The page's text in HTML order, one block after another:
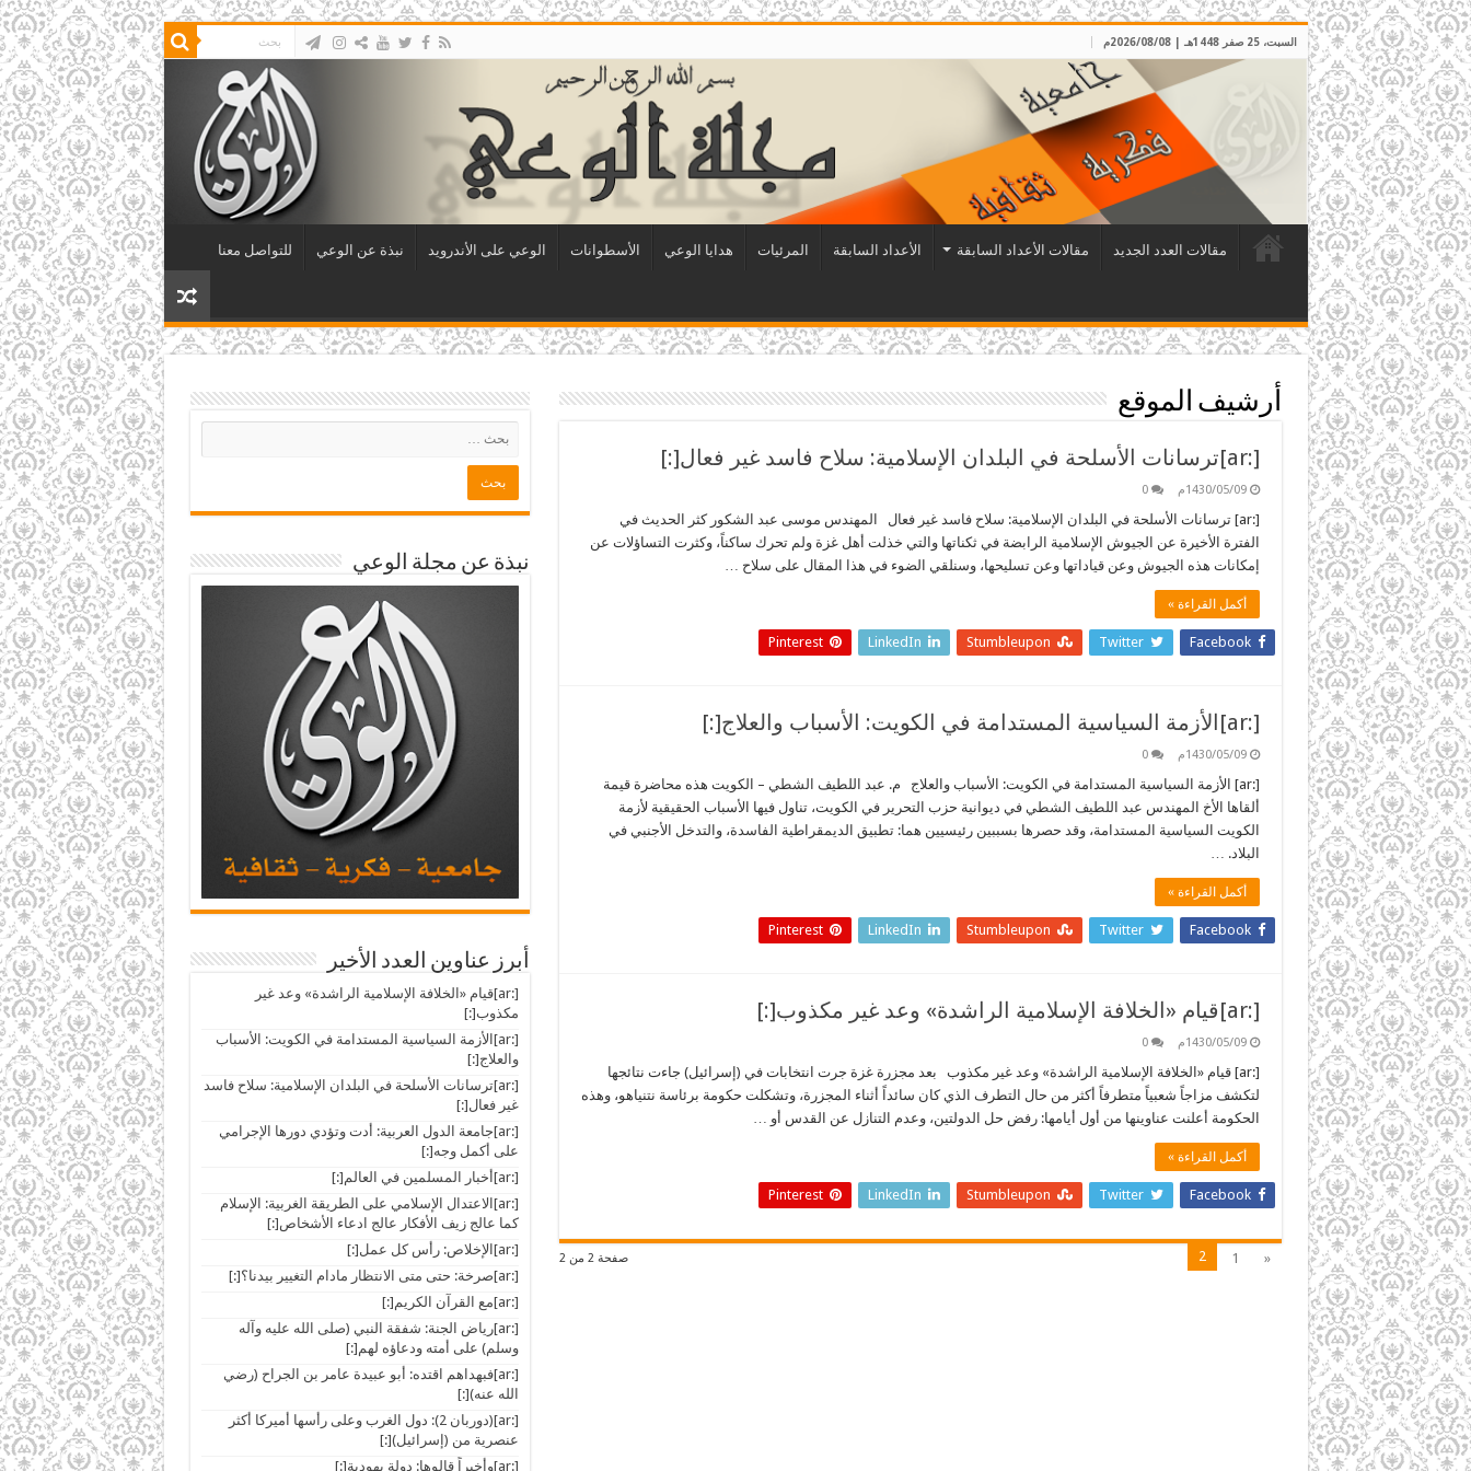
السبت، 25 صفر 1448هـ | 2026/08/08م
مقالات العدد الجديد مقالات الأعداد السابقة الأعداد السابقة المرئيات هدايا الوعي الأسطوانات الوعي على الأندرويد نبذة عن الوعي للتواصل معنا
أرشيف الموقع
[:ar]ترسانات الأسلحة في البلدان الإسلامية: سلاح فاسد غير فعال[:]
1430/05/09م 0
[:ar] ترسانات الأسلحة في البلدان الإسلامية: سلاح فاسد غير فعال المهندس موسى عبد الشكور كثر الحديث في
الفترة الأخيرة عن الجيوش الإسلامية الرابضة في ثكناتها والتي خذلت أهل غزة ولم تحرك ساكناً، وكثرت التساؤلات عن
إمكانات هذه الجيوش وعن قياداتها وعن تسليحها، وسنلقي الضوء في هذا المقال على سلاح …
أكمل القراءة »
Facebook
Twitter
Stumbleupon
LinkedIn
Pinterest
[:ar]الأزمة السياسية المستدامة في الكويت: الأسباب والعلاج[:]
1430/05/09م 0
[:ar] الأزمة السياسية المستدامة في الكويت: الأسباب والعلاج م. عبد اللطيف الشطي – الكويت هذه محاضرة قيمة
ألقاها الأخ المهندس عبد اللطيف الشطي في ديوانية حزب التحرير في الكويت، تناول فيها الأسباب الحقيقية لأزمة
الكويت السياسية المستدامة، وقد حصرها بسببين رئيسيين هما: تطبيق الديمقراطية الفاسدة، والتدخل الأجنبي في
البلاد. …
أكمل القراءة »
Facebook
Twitter
Stumbleupon
LinkedIn
Pinterest
[:ar]قيام «الخلافة الإسلامية الراشدة» وعد غير مكذوب[:]
1430/05/09م 0
[:ar] قيام «الخلافة الإسلامية الراشدة» وعد غير مكذوب بعد مجزرة غزة جرت انتخابات في (إسرائيل) جاءت نتائجها
لتكشف مزاجاً شعبياً متطرفاً أكثر من حال التطرف الذي كان سائداً أثناء المجزرة، وتشكلت حكومة برئاسة نتنياهو، وهذه
الحكومة أعلنت عناوينها من أول أيامها: رفض حل الدولتين، وعدم التنازل عن القدس أو …
أكمل القراءة »
Facebook
Twitter
Stumbleupon
LinkedIn
Pinterest
صفحة 2 من 2 «
1
2
نبذة عن مجلة الوعي
أبرز عناوين العدد الأخير
[:ar]قيام «الخلافة الإسلامية الراشدة» وعد غير
مكذوب[:]
[:ar]الأزمة السياسية المستدامة في الكويت: الأسباب
والعلاج[:]
[:ar]ترسانات الأسلحة في البلدان الإسلامية: سلاح فاسد
غير فعال[:]
[:ar]جامعة الدول العربية: أدت وتؤدي دورها الإجرامي
على أكمل وجه[:]
[:ar]أخبار المسلمين في العالم[:]
[:ar]الاعتدال الإسلامي على الطريقة الغربية: الإسلام
كما عالج زيف الأفكار عالج ادعاء الأشخاص[:]
[:ar]الإخلاص: رأس كل عمل[:]
[:ar]صرخة: حتى متى الانتظار مادام التغيير بيدنا؟[:]
[:ar]مع القرآن الكريم[:]
[:ar]رياض الجنة: شفقة النبي (صلى الله عليه وآله
وسلم) على أمته ودعاؤه لهم[:]
[:ar]فبهداهم اقتده: أبو عبيدة عامر بن الجراح (رضي
الله عنه)[:]
[:ar](دوربان 2): دول الغرب وعلى رأسها أميركا أكثر
عنصرية من (إسرائيل)[:]
[:ar]وأخيراً قالوها: دولة يهودية[:]